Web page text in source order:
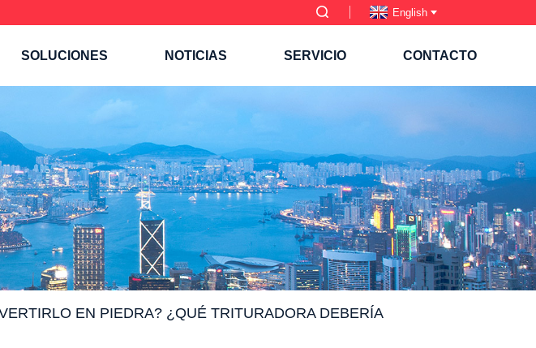
English
SOLUCIONES NOTICIAS SERVICIO CONTACTO
EN PIEDRA? ¿QUÉ TRITURADORA DEBERÍA